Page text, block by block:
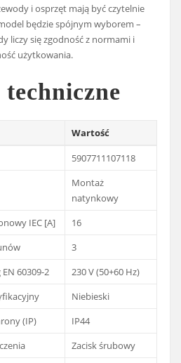
i osprzęt mają być czytelnie
będzie spójnym wyborem –
liczy się zgodność z normami i
użytkowania.
techniczne
Wartość
5907711107118
Montaż
natynkowy
IEC [A]
16
3
60309-2
230 V (50+60 Hz)
Niebieski
(IP)
IP44
Zacisk śrubowy